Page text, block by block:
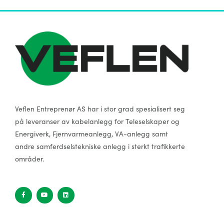
Veflen Entreprenør AS har i stor grad spesialisert seg
på leveranser av kabelanlegg for Teleselskaper og
Energiverk, Fjernvarmeanlegg, VA-anlegg samt
andre samferdselstekniske anlegg i sterkt trafikkerte
områder.